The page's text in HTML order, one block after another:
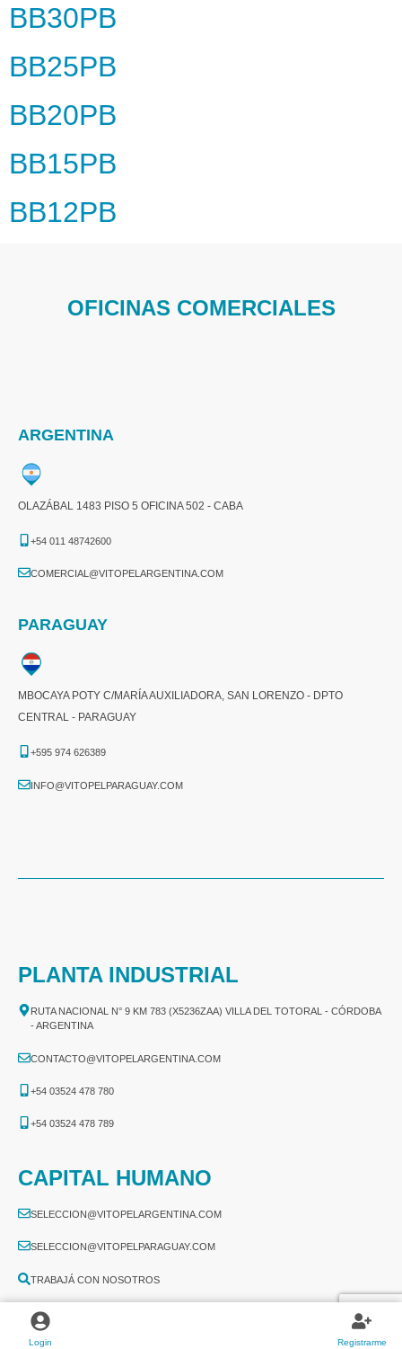
Login Registrarme
BB30PB
BB25PB
BB20PB
BB15PB
BB12PB
OFICINAS COMERCIALES
ARGENTINA
OLAZÁBAL 1483 PISO 5 OFICINA 502 - CABA
+54 011 48742600​
COMERCIAL@VITOPELARGENTINA.COM​
PARAGUAY
MBOCAYA POTY C/MARÍA AUXILIADORA, SAN LORENZO - DPTO
CENTRAL - PARAGUAY
+595 974 626389
INFO@VITOPELPARAGUAY.COM
PLANTA INDUSTRIAL
RUTA NACIONAL N° 9 KM 783 (X5236ZAA) VILLA DEL TOTORAL - CÓRDOBA
- ARGENTINA
CONTACTO@VITOPELARGENTINA.COM
+54 03524 478 780​
+54 03524 478 789​
CAPITAL HUMANO
SELECCION@VITOPELARGENTINA.COM
SELECCION@VITOPELPARAGUAY.COM
TRABAJÁ CON NOSOTROS